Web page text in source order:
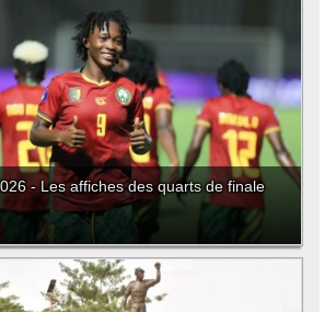
- Les affiches des quarts de finale